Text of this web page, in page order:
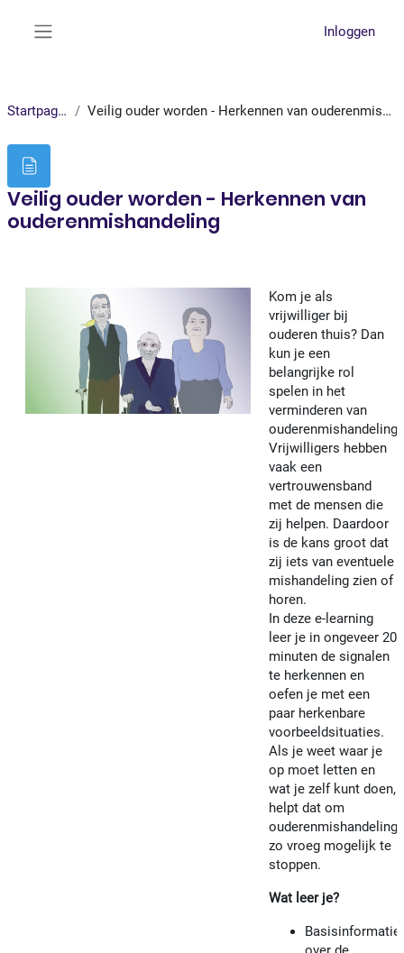
Inloggen
Startpagina Veilig ouder worden - Herkennen van ouderenmishandeling
Veilig ouder worden - Herkennen van
ouderenmishandeling
Kom je als
vrijwilliger bij
ouderen thuis? Dan
kun je een
belangrijke rol
spelen in het
verminderen van
ouderenmishandeling.
Vrijwilligers hebben
vaak een
vertrouwensband
met de mensen die
zij helpen. Daardoor
is de kans groot dat
zij iets van eventuele
mishandeling zien of
horen.
In deze e-learning
leer je in ongeveer 20
minuten de signalen
te herkennen en
oefen je met een
paar herkenbare
voorbeeldsituaties.
Als je weet waar je
op moet letten en
wat je zelf kunt doen,
helpt dat om
ouderenmishandeling
zo vroeg mogelijk te
stoppen.
Wat leer je?
Basisinformatie